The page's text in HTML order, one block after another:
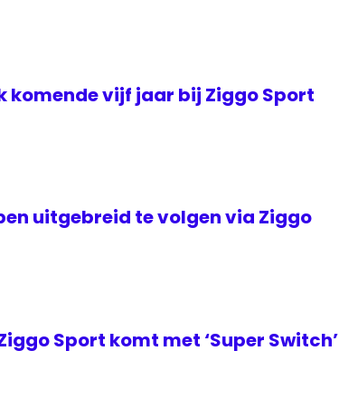
komende vijf jaar bij Ziggo Sport
uitgebreid te volgen via Ziggo
Sport komt met ‘Super Switch’